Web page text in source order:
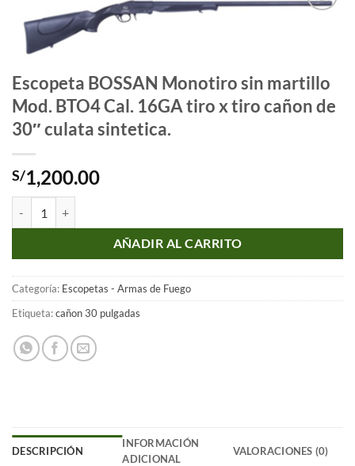
deseos
Escopeta BOSSAN Monotiro sin martillo
Mod. BTO4 Cal. 16GA tiro x tiro cañon de
30″ culata sintetica.
S/1,200.00
AÑADIR AL CARRITO
Categoría: Escopetas - Armas de Fuego
Etiqueta:cañon 30 pulgadas
DESCRIPCIÓN
INFORMACIÓN
ADICIONAL
VALORACIONES (0)